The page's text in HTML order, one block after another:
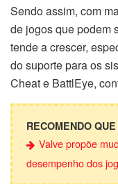
Sendo assim, com
de jogos que podem
tende a crescer,
do suporte para os
Cheat e BattlEye,
RECOMENDO
Valve propõe
desempenho dos